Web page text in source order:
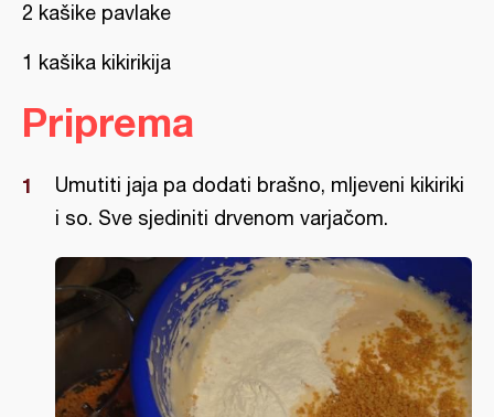
2 kašike pavlake
1 kašika kikirikija
Priprema
Umutiti jaja pa dodati brašno, mljeveni kikiriki
i so. Sve sjediniti drvenom varjačom.